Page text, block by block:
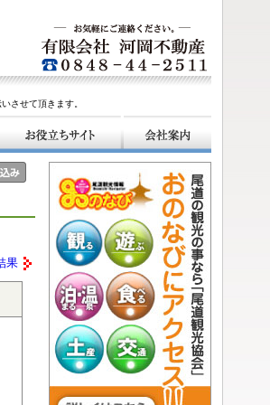
させて頂きます。
果